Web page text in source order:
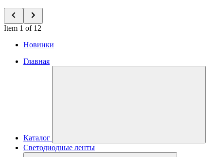
Item 1 of 12
Новинки
Главная
Каталог
Светодиодные ленты